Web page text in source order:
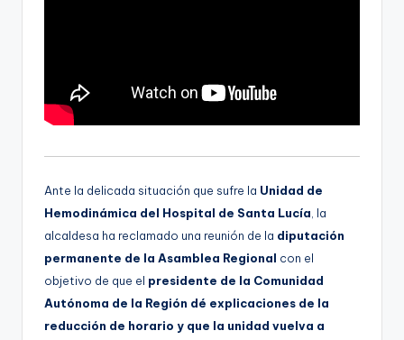
Ante la delicada situación que sufre la Unidad de
Hemodinámica del Hospital de Santa Lucía, la
alcaldesa ha reclamado una reunión de la diputación
permanente de la Asamblea Regional con el
objetivo de que el presidente de la Comunidad
Autónoma de la Región dé explicaciones de la
reducción de horario y que la unidad vuelva a